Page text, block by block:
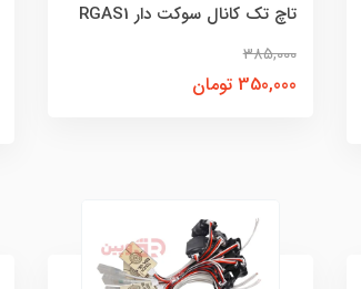
تاچ تک کانال سوکت دار RGAS1
385,000
350,000 تومان